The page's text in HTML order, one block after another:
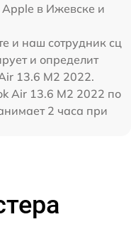
в Ижевске и
и наш сотрудник сц
и определит
13.6 M2 2022.
Air 13.6 M2 2022 по
2 часа при